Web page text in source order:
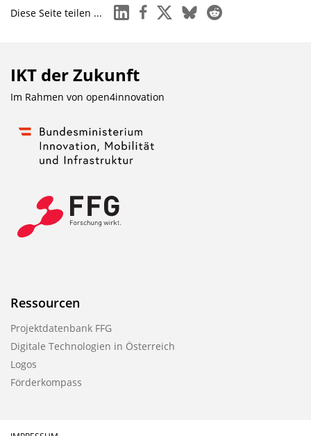
Diese Seite teilen ... linkedinfacebook
x blueskyreddit
IKT der Zukunft
Im Rahmen von open4innovation
Ressourcen
Projektdatenbank FFG
Digitale Technologien in Österreich
Logos
Förderkompass